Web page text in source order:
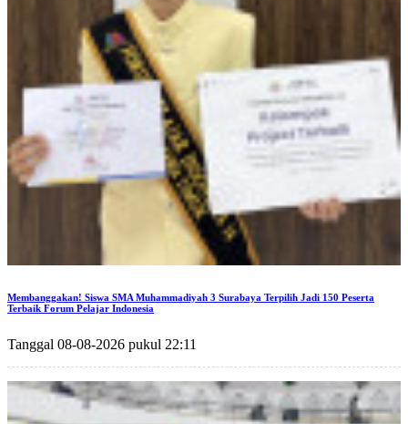
Membanggakan! Siswa SMA Muhammadiyah 3 Surabaya Terpilih Jadi 150 Peserta
Terbaik Forum Pelajar Indonesia
Tanggal 08-08-2026 pukul 22:11